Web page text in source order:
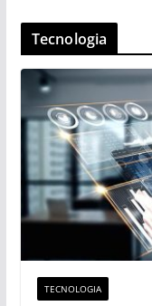
Tecnologia
TECNOLOGIA